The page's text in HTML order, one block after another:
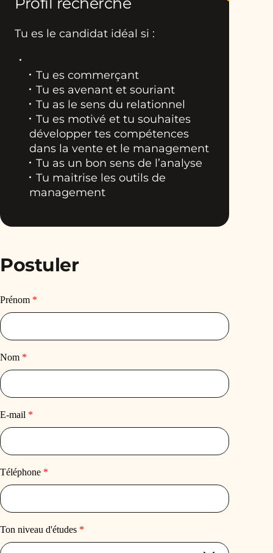
Tu es le candidat idéal si :
Tu es commerçant
Tu es avenant et souriant
Tu as le sens du relationnel
Tu es motivé et tu souhaites
développer tes compétences
dans la vente et le management
Tu as un bon sens de l’analyse
Tu maitrise les outils de
management
Postuler